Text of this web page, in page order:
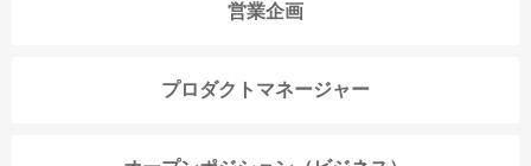
営業企画
プロダクトマネージャー